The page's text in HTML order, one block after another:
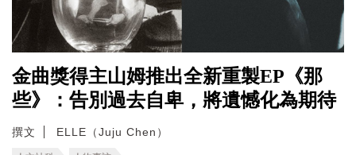
金曲獎得主山姆推出全新重製EP《那
些》：告別過去自卑，將遺憾化為期待
撰文 ELLE（Juju Chen）